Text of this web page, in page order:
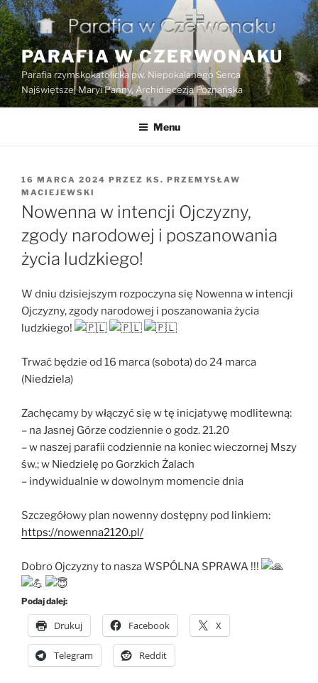
Przejdź
do
treści
PARAFIA W CZERWONAKU
Parafia rzymskokatolicka pw. Niepokalanego Serca
Najświętszej Maryi Panny, Archidiecezja Poznańska
Menu
OPUBLIKOWANE
W
16 MARCA 2024 PRZEZ KS. PRZEMYSŁAW
MACIEJEWSKI
Nowenna w intencji Ojczyzny,
zgody narodowej i poszanowania
życia ludzkiego!
W dniu dzisiejszym rozpoczyna się Nowenna w intencji
Ojczyzny, zgody narodowej i poszanowania życia
ludzkiego!
Trwać będzie od 16 marca (sobota) do 24 marca
(Niedziela)
Zachęcamy by włączyć się w tę inicjatywę modlitewną:
– na Jasnej Górze codziennie o godz. 21.20
– w naszej parafii codziennie na koniec wieczornej Mszy
św.; w Niedzielę po Gorzkich Żalach
– indywidualnie w dowolnym momencie dnia
Szczegółowy plan nowenny dostępny pod linkiem:
https://nowenna2120.pl/
Dobro Ojczyzny to nasza WSPÓLNA SPRAWA !!!
Podaj dalej:
Drukuj Facebook X
Telegram Reddit